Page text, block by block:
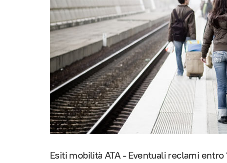
Esiti mobilità ATA - Eventuali reclami entro